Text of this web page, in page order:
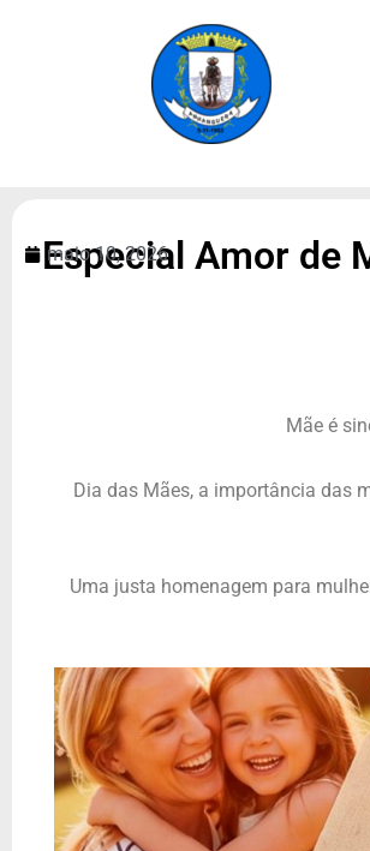
Especial Amor de
maio 10, 2026
Mãe é
Dia das Mães, a importância das
Uma justa homenagem para